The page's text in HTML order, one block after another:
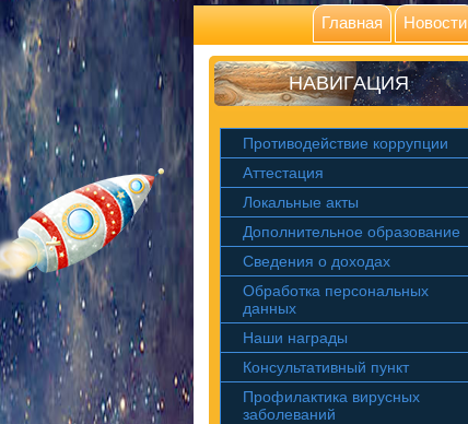
Главная Новости
НАВИГАЦИЯ
Противодействие коррупции
Аттестация
Локальные акты
Дополнительное образование
Сведения о доходах
Обработка персональных
данных
Наши награды
Консультативный пункт
Профилактика вирусных
заболеваний